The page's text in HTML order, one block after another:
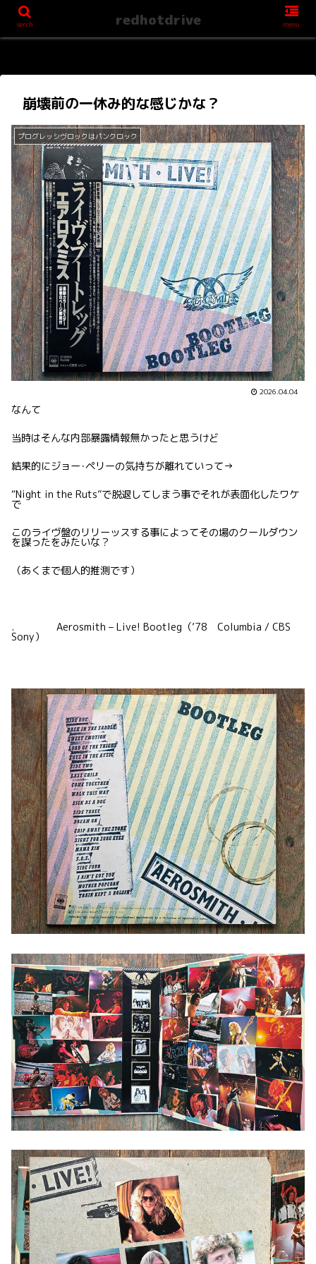
崩壊前の一休み的な感じかな？
プログレッシヴロックはパンクロック
2026.04.04
なんて
当時はそんな内部暴露情報無かったと思うけど
結果的にジョー･ペリーの気持ちが離れていって→
“Night in the Ruts”で脱退してしまう事でそれが表面化したワケ
で
このライヴ盤のリリーッスする事によってその場のクールダウン
を謀ったをみたいな？
（あくまで個人的推測です）
. Aerosmith – Live! Bootleg（’78 Columbia / CBS
Sony）
serch redhotdrive menu